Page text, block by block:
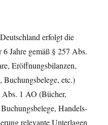
erfolgt die
Jahre gemäß § 257 Abs.
Eröffnungsbilanzen,
Buchungsbelege, etc.)
Abs. 1 AO (Bücher,
Handels-
relevante Unterlagen